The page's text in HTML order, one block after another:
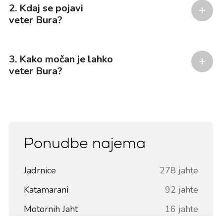
2. Kdaj se pojavi
veter Bura?
3. Kako močan je lahko
veter Bura?
Ponudbe najema
Jadrnice
278 jahte
Katamarani
92 jahte
Motornih Jaht
16 jahte